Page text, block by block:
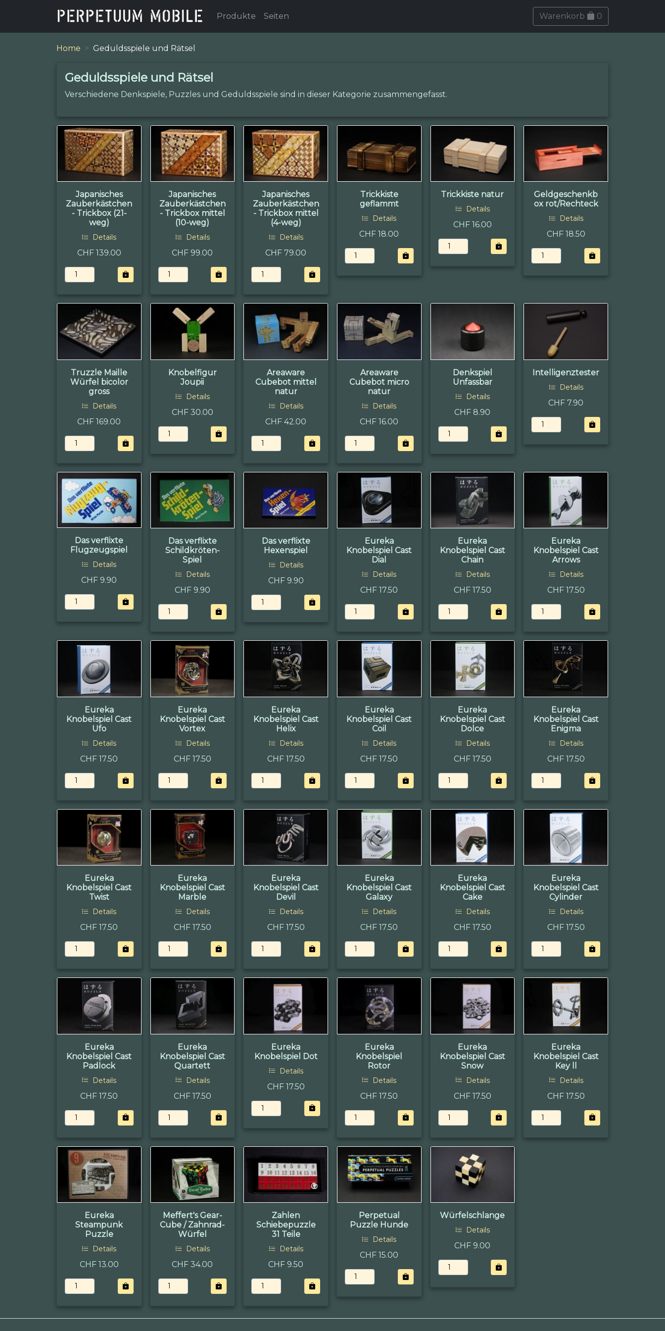
Produkte Seiten Warenkorb 0
Home Geduldsspiele und Rätsel
Geduldsspiele und Rätsel
Verschiedene Denkspiele, Puzzles und Geduldsspiele sind in dieser Kategorie zusammengefasst.
Japanisches
Zauberkästchen
- Trickbox (21-
weg)
Details
CHF 139.00
Japanisches
Zauberkästchen
- Trickbox mittel
(10-weg)
Details
CHF 99.00
Japanisches
Zauberkästchen
- Trickbox mittel
(4-weg)
Details
CHF 79.00
Trickkiste
geflammt
Details
CHF 18.00
Trickkiste natur
Details
CHF 16.00
Geldgeschenkb
ox rot/Rechteck
Details
CHF 18.50
Truzzle Maille
Würfel bicolor
gross
Details
CHF 169.00
Knobelfigur
Joupii
Details
CHF 30.00
Areaware
Cubebot mittel
natur
Details
CHF 42.00
Areaware
Cubebot micro
natur
Details
CHF 16.00
Denkspiel
Unfassbar
Details
CHF 8.90
Intelligenztester
Details
CHF 7.90
Das verflixte
Flugzeugspiel
Details
CHF 9.90
Das verflixte
Schildkröten-
Spiel
Details
CHF 9.90
Das verflixte
Hexenspiel
Details
CHF 9.90
Eureka
Knobelspiel Cast
Dial
Details
CHF 17.50
Eureka
Knobelspiel Cast
Chain
Details
CHF 17.50
Eureka
Knobelspiel Cast
Arrows
Details
CHF 17.50
Eureka
Knobelspiel Cast
Ufo
Details
CHF 17.50
Eureka
Knobelspiel Cast
Vortex
Details
CHF 17.50
Eureka
Knobelspiel Cast
Helix
Details
CHF 17.50
Eureka
Knobelspiel Cast
Coil
Details
CHF 17.50
Eureka
Knobelspiel Cast
Dolce
Details
CHF 17.50
Eureka
Knobelspiel Cast
Enigma
Details
CHF 17.50
Eureka
Knobelspiel Cast
Twist
Details
CHF 17.50
Eureka
Knobelspiel Cast
Marble
Details
CHF 17.50
Eureka
Knobelspiel Cast
Devil
Details
CHF 17.50
Eureka
Knobelspiel Cast
Galaxy
Details
CHF 17.50
Eureka
Knobelspiel Cast
Cake
Details
CHF 17.50
Eureka
Knobelspiel Cast
Cylinder
Details
CHF 17.50
Eureka
Knobelspiel Cast
Padlock
Details
CHF 17.50
Eureka
Knobelspiel Cast
Quartett
Details
CHF 17.50
Eureka
Knobelspiel Dot
Details
CHF 17.50
Eureka
Knobelspiel
Rotor
Details
CHF 17.50
Eureka
Knobelspiel Cast
Snow
Details
CHF 17.50
Eureka
Knobelspiel Cast
Key ll
Details
CHF 17.50
Eureka
Steampunk
Puzzle
Details
CHF 13.00
Meffert's Gear-
Cube / Zahnrad-
Würfel
Details
CHF 34.00
Zahlen
Schiebepuzzle
31 Teile
Details
CHF 9.50
Perpetual
Puzzle Hunde
Details
CHF 15.00
Würfelschlange
Details
CHF 9.00